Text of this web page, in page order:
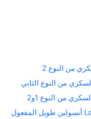
لانتوس سولوستار Lantus Solostar أنسولين طويل المفعول